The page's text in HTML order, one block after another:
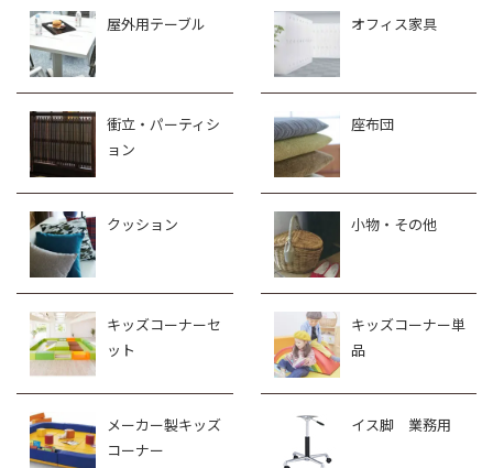
屋外用テーブル オフィス家具
衝立・パーティシ
ョン
座布団
クッション 小物・その他
キッズコーナーセ
ット
キッズコーナー単
品
メーカー製キッズ
コーナー
イス脚 業務用